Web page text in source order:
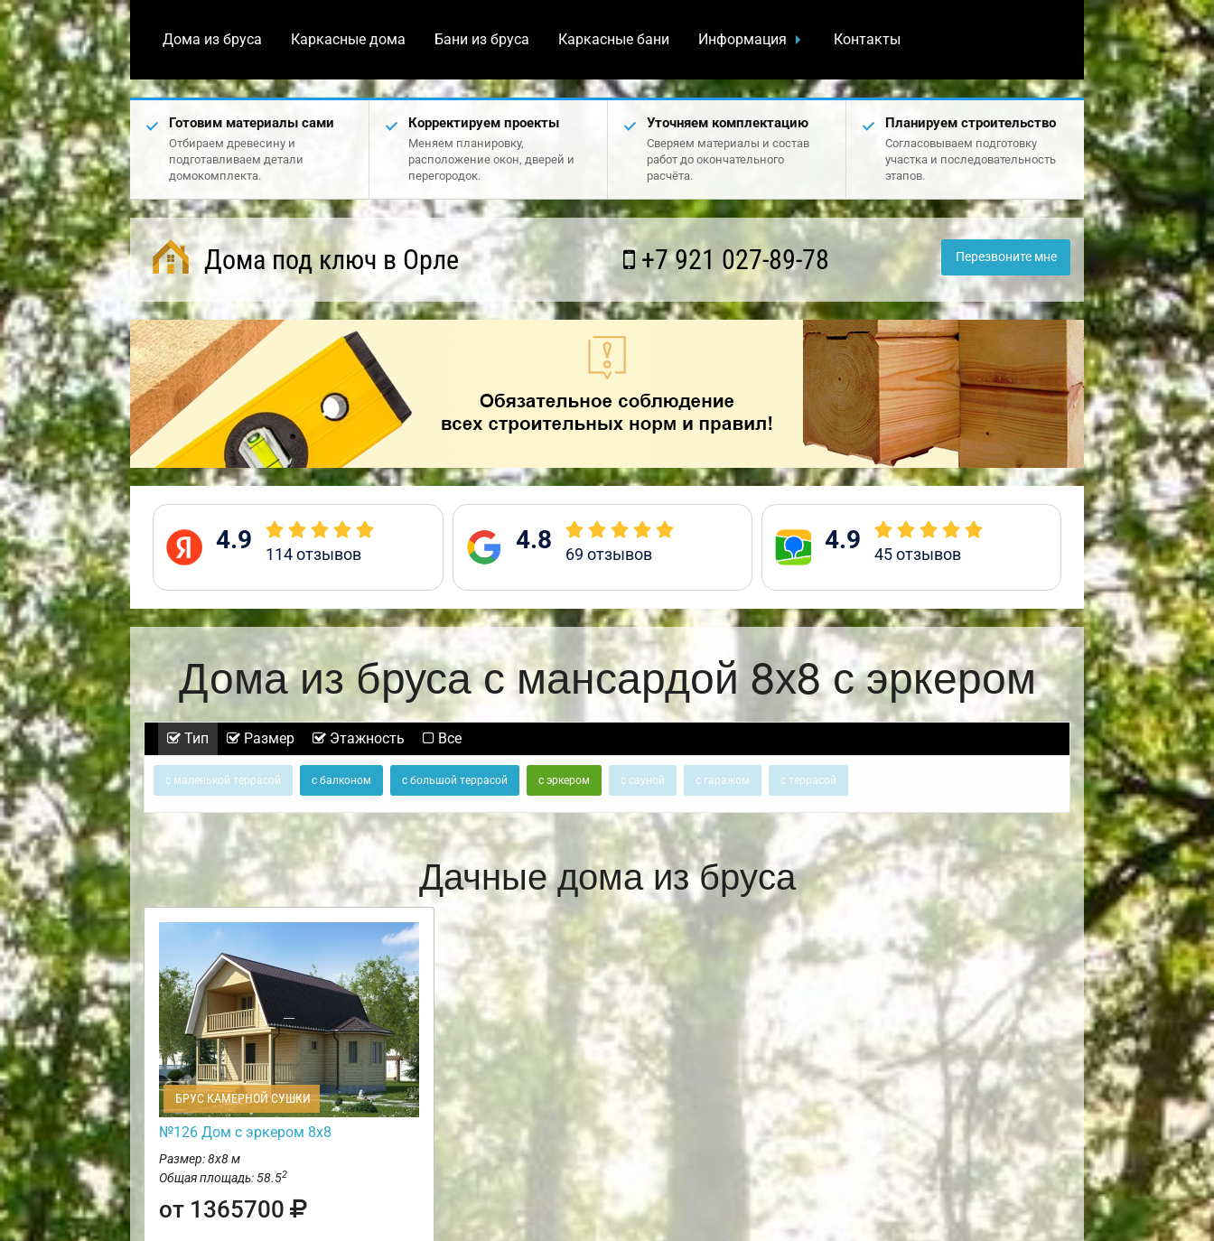
Дома из бруса Каркасные дома Бани из бруса Каркасные бани Информация Контакты
Готовим материалы сами
Отбираем древесину и
подготавливаем детали
домокомплекта.
Корректируем проекты
Меняем планировку,
расположение окон, дверей и
перегородок.
Уточняем комплектацию
Сверяем материалы и состав
работ до окончательного
расчёта.
Планируем строительство
Согласовываем подготовку
участка и последовательность
этапов.
Дома под ключ в Орле +7 921 027-89-78 Перезвоните мне
4.9 114отзывов 4.8 69 отзывов 4.9 45отзывов
Дома из бруса с мансардой 8х8 с эркером
Тип Размер Этажность Все
с маленькой террасой с балконом с большой террасой с эркером с сауной с гаражом с террасой
Дачные дома из бруса
БРУС КАМЕРНОЙ СУШКИ
№126 Дом с эркером 8х8
Размер: 8х8 м
Общая площадь: 58.52
от 1365700